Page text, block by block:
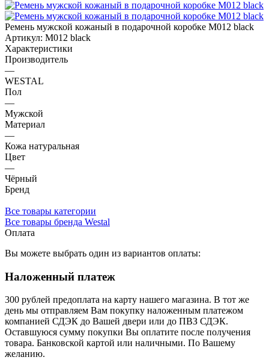
Ремень мужской кожаный в подарочной коробке M012 black
Артикул: M012 black
Характеристики
Производитель
—
WESTAL
Пол
—
Мужской
Материал
—
Кожа натуральная
Цвет
—
Чёрный
Бренд
Все товары категории
Все товары бренда Westal
Оплата
Вы можете выбрать один из вариантов оплаты:
Наложенный платеж
300 рублей предоплата на карту нашего магазина. В тот же
день мы отправляем Вам покупку наложенным платежом
компанией СДЭК до Вашей двери или до ПВЗ СДЭК.
Оставшуюся сумму покупки Вы оплатите после получения
товара. Банковской картой или наличными. По Вашему
желанию.